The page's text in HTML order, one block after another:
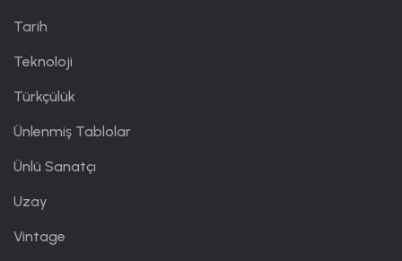
Tarih
Teknoloji
Türkçülük
Ünlenmiş Tablolar
Ünlü Sanatçı
Uzay
Vintage